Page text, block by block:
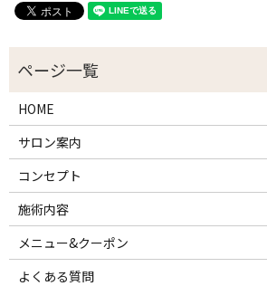
HOME
サロン案内
コンセプト
施術内容
メニュー&クーポン
よくある質問